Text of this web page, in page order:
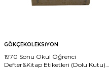
GÖKÇEKOLEKSIYON
1970 Sonu Okul Öğrenci
Defter&Kitap Etiketleri (Dolu Kutu)